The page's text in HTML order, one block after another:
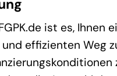
ist es, Ihnen
effizienten Weg